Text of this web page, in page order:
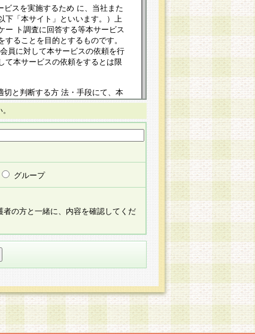
スを実施するため に、当社また
下「本サイト」といいます。）上
ー ト調査に回答する等本サービス
ることを目的とするものです。
員に対して本サービスの依頼を行
て本サービスの依頼をするとは限
切と判断する方 法・手段にて、本
のとします。改定後の本規約等
他の諸規定については、会員に対
いずれか早い時期をもってその効
自由な意思で提 供いただいたも
人情報の提供を希望されない場
、提供されないことによって、当
ありますことを予めご了承くださ
・訂正・追加・ 利用停止等を求
できた場合に限り、法令に準拠し
きを全て完了し、当社が承認した
グループ
の方と一緒に、内容を確認してくだ